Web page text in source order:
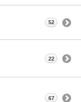
52
22
67